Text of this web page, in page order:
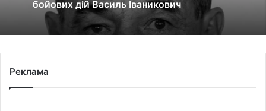
бойових дій Василь Іваникович
Реклама